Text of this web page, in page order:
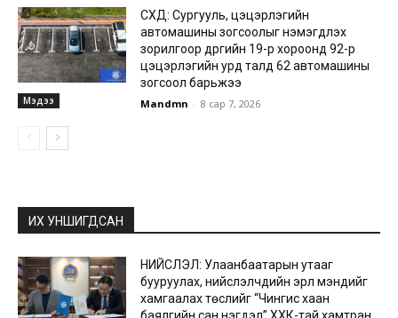
Мэдээ
СХД: Сургууль, цэцэрлэгийн
автомашины зогсоолыг нэмэгдүүлэх
зорилгоор дүүргийн 19-р хороонд 92-р
цэцэрлэгийн урд талд 62 автомашины
зогсоол барьжээ
Mandmn - 8 сар 7, 2026
ИХ УНШИГДСАН
НИЙСЛЭЛ: Улаанбаатарын утааг
бууруулах, нийслэлчүүдийн эрүүл мэндийг
хамгаалах төслийг “Чингис хаан
баялгийн сан нэгдэл” ХХК-тай хамтран